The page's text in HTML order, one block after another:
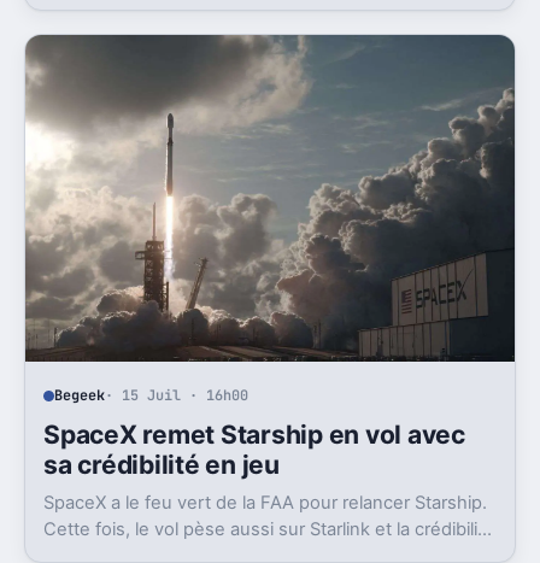
Begeek· 15 Juil · 16h00
SpaceX remet Starship en vol avec
sa crédibilité en jeu
SpaceX a le feu vert de la FAA pour relancer Starship.
Cette fois, le vol pèse aussi sur Starlink et la crédibilité